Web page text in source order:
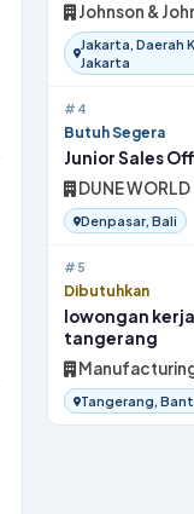
Johnson &
Jakarta, Daerah
Jakarta
#4
Butuh Segera
Junior Sales
DUNE WORLD
Denpasar, Bali
#5
Dibutuhkan
lowongan
tangerang
Tangerang,